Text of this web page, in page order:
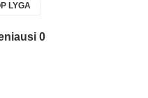
LYGA
0